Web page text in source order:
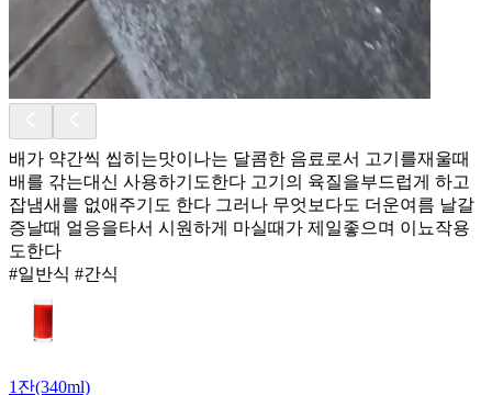
배가 약간씩 씹히는맛이나는 달콤한 음료로서 고기를재울때
배를 갂는대신 사용하기도한다 고기의 육질을부드럽게 하고
잡냄새를 없애주기도 한다 그러나 무엇보다도 더운여름 날갈
증날때 얼응을타서 시원하게 마실때가 제일좋으며 이뇨작용
도한다
#일반식 #간식
1잔(340ml)